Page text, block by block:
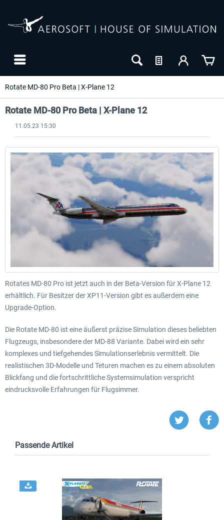
Rotate MD-80 Pro Beta | X-Plane 12
Rotate MD-80 Pro Beta | X-Plane 12
11.05.23 15:30
Rotates MD-80 Pro ist jetzt auch in der Beta-Version für X-Plane 12
erhältlich. Für Besitzer der XP11-Version gibt es außerdem eine
Upgrade-Option.
Die Rotate MD-80 ist eine äußerst präzise Simulation dieses beliebten
Flugzeugs, insbesondere der MD-88 Variante. Dabei wird ein sehr
komplexes und tiefgehendes Simulationserlebnis vermittelt. Die
realistischen 3D-Modelle und Teturen machen es zu einem absoluten
Blickfang und die fortschrittliche Systemsimulation verspricht
eindrucksvolle Erfahrungen für Flugsimmer.
Passende Artikel